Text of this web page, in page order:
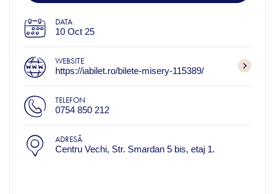
DATA
10 Oct 25
WEBSITE
https://iabilet.ro/bilete-misery-115389/
TELEFON
0754 850 212
ADRESĂ
Centru Vechi, Str. Smardan 5 bis, etaj 1.